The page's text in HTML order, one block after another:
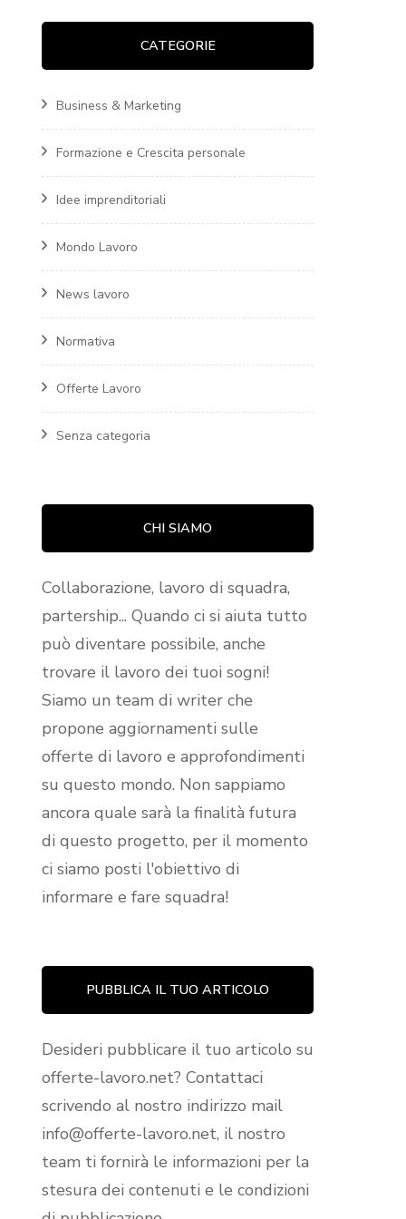
CATEGORIE
Business & Marketing
Formazione e Crescita personale
Idee imprenditoriali
Mondo Lavoro
News lavoro
Normativa
Offerte Lavoro
Senza categoria
CHI SIAMO
Collaborazione, lavoro di squadra,
partership... Quando ci si aiuta tutto
può diventare possibile, anche
trovare il lavoro dei tuoi sogni!
Siamo un team di writer che
propone aggiornamenti sulle
offerte di lavoro e approfondimenti
su questo mondo. Non sappiamo
ancora quale sarà la finalità futura
di questo progetto, per il momento
ci siamo posti l'obiettivo di
informare e fare squadra!
PUBBLICA IL TUO ARTICOLO
Desideri pubblicare il tuo articolo su
offerte-lavoro.net? Contattaci
scrivendo al nostro indirizzo mail
info@offerte-lavoro.net, il nostro
team ti fornirà le informazioni per la
stesura dei contenuti e le condizioni